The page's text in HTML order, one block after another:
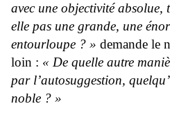
avec une objectivité absolue,
elle pas une grande, une
entourloupe ? » demande le
loin : « De quelle autre
par l’autosuggestion,
noble ? »